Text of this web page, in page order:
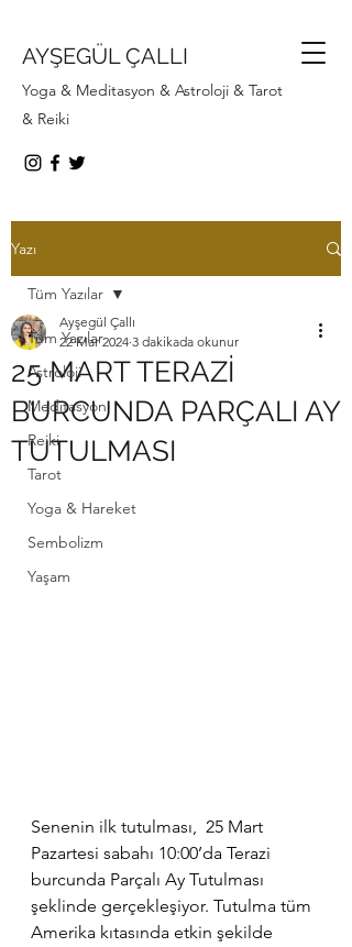
AYŞEGÜL ÇALLI
Yoga & Meditasyon & Astroloji & Tarot
& Reiki
Yazı
Tüm Yazılar
Astroloji
Meditasyon
Reiki
Tarot
Yoga & Hareket
Sembolizm
Yaşam
Tüm Yazılar
25 MART TERAZİ
BURCUNDA PARÇALI AY
TUTULMASI
Ayşegül Çallı
22 Mar 2024 3 dakikada okunur
Senenin ilk tutulması,  25 Mart
Pazartesi sabahı 10:00’da Terazi
burcunda Parçalı Ay Tutulması
şeklinde gerçekleşiyor. Tutulma tüm
Amerika kıtasında etkin şekilde